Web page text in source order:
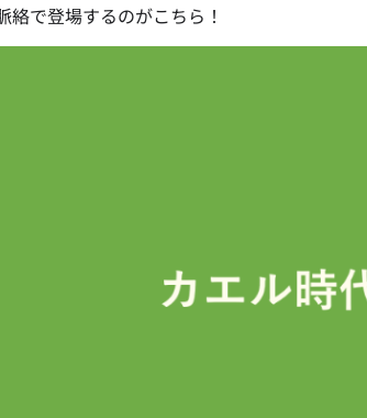
絡で登場するのがこちら！